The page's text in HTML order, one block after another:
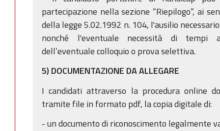
partecipazione nella sezione “Riepilogo”, ai
della legge 5.02.1992 n. 104, l'ausilio
nonché l'eventuale necessità di tempi
dell’eventuale colloquio o prova selettiva.
5) DOCUMENTAZIONE DA ALLEGARE
I candidati attraverso la procedura online
tramite file in formato pdf, la copia digitale di:
- un documento di riconoscimento legalmente